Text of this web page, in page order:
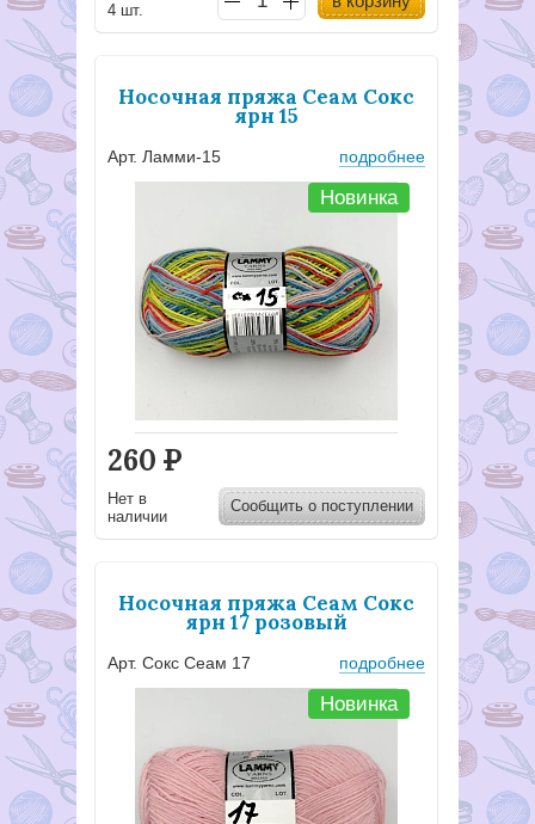
4 шт.
Носочная пряжа Сеам Сокс
ярн 15
Арт. Ламми-15 подробнее
Новинка
260 Р
Нет в
наличии
Сообщить о поступлении
Носочная пряжа Сеам Сокс
ярн 17 розовый
Арт. Сокс Сеам 17 подробнее
Новинка